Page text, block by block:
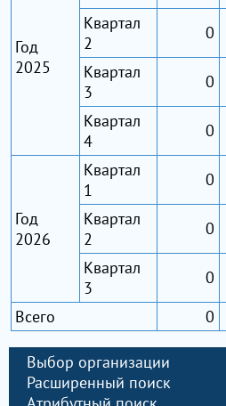
Год
2025
Квартал
2
0
Квартал
3
0
Квартал
4
0
Год
2026
Квартал
1
0
Квартал
2
0
Квартал
3
0
Всего
0
Выбор организации
Расширенный поиск